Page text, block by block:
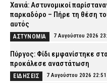
Χανιά: Αστυνομικοί
παρκαδόρο – Πήρε τη θέση
αυτός
ΑΣΤΥΝΟΜΙΑ 7 Αυγούστου 2026
Πύργος: Φίδι εμφανίστηκε
προκάλεσε αναστάτωση
ΕΙΔΗΣΕΙΣ 7 Αυγούστου 2026 22:51